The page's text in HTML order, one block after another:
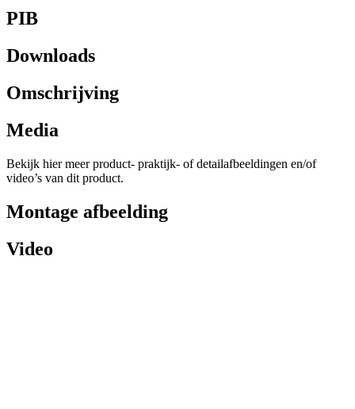
PIB
Downloads
Omschrijving
Media
Bekijk hier meer product- praktijk- of detailafbeeldingen en/of
video’s van dit product.
Montage afbeelding
Video